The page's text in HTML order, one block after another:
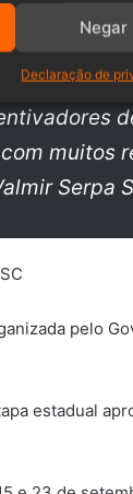
Negar
Declaração de
está no
muitos
Serpa
pelo
estadual